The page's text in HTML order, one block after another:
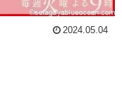
2024.05.04